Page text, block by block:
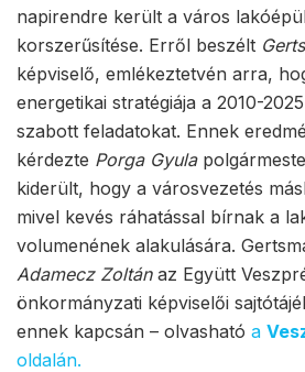
napirendre került a város
korszerűsítése. Erről beszélt
képviselő, emlékeztetvén arra,
energetikai stratégiája a 2010-
szabott feladatokat. Ennek
kérdezte Porga Gyula
kiderült, hogy a városvezetés
mivel kevés ráhatással bírnak a
volumenének alakulására.
Adamecz Zoltánaz Együtt
önkormányzati képviselői
ennek kapcsán – olvasható a
oldalán.